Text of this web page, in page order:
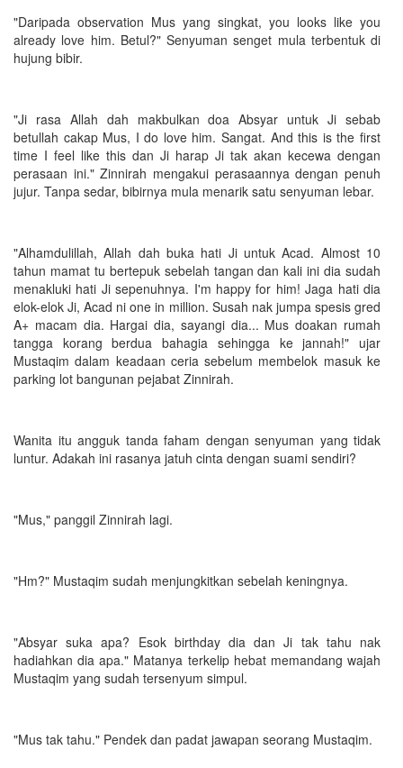
"Daripada observation Mus yang singkat, you looks like you
already love him. Betul?" Senyuman senget mula terbentuk di
hujung bibir.
"Ji rasa Allah dah makbulkan doa Absyar untuk Ji sebab
betullah cakap Mus, I do love him. Sangat. And this is the first
time I feel like this dan Ji harap Ji tak akan kecewa dengan
perasaan ini." Zinnirah mengakui perasaannya dengan penuh
jujur. Tanpa sedar, bibirnya mula menarik satu senyuman lebar.
"Alhamdulillah, Allah dah buka hati Ji untuk Acad. Almost 10
tahun mamat tu bertepuk sebelah tangan dan kali ini dia sudah
menakluki hati Ji sepenuhnya. I'm happy for him! Jaga hati dia
elok-elok Ji, Acad ni one in million. Susah nak jumpa spesis gred
A+ macam dia. Hargai dia, sayangi dia... Mus doakan rumah
tangga korang berdua bahagia sehingga ke jannah!" ujar
Mustaqim dalam keadaan ceria sebelum membelok masuk ke
parking lot bangunan pejabat Zinnirah.
Wanita itu angguk tanda faham dengan senyuman yang tidak
luntur. Adakah ini rasanya jatuh cinta dengan suami sendiri?
"Mus," panggil Zinnirah lagi.
"Hm?" Mustaqim sudah menjungkitkan sebelah keningnya.
"Absyar suka apa? Esok birthday dia dan Ji tak tahu nak
hadiahkan dia apa." Matanya terkelip hebat memandang wajah
Mustaqim yang sudah tersenyum simpul.
"Mus tak tahu." Pendek dan padat jawapan seorang Mustaqim.